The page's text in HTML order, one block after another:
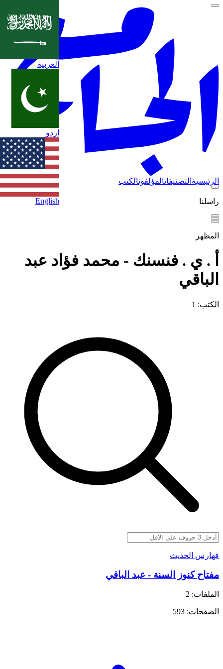
الرئيسية التصنيفاتالمؤلفونالكتب
راسلنا
العربية
اردو
English
المظهر
أ . ي . فنسنك - محمد فؤاد عبد
الباقي
الكتب: 1
فهارس الحديث
مفتاح كنوز السنة - عبد الباقي
الملفات: 2
الصفحات: 593